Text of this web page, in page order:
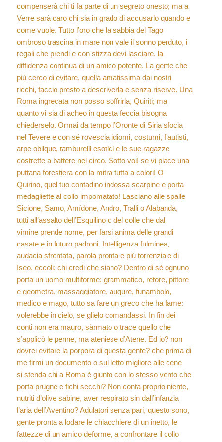
compenserà chi ti fa parte di un segreto onesto; ma a
Verre sarà caro chi sia in grado di accusarlo quando e
come vuole. Tutto l’oro che la sabbia del Tago
ombroso trascina in mare non vale il sonno perduto, i
regali che prendi e con stizza devi lasciare, la
diffidenza continua di un amico potente. La gente che
piú cerco di evitare, quella amatissima dai nostri
ricchi, faccio presto a descriverla e senza riserve. Una
Roma ingrecata non posso soffrirla, Quiriti; ma
quanto vi sia di acheo in questa feccia bisogna
chiederselo. Ormai da tempo l’Oronte di Siria sfocia
nel Tevere e con sé rovescia idiomi, costumi, flautisti,
arpe oblique, tamburelli esotici e le sue ragazze
costrette a battere nel circo. Sotto voi! se vi piace una
puttana forestiera con la mitra tutta a colori! O
Quirino, quel tuo contadino indossa scarpine e porta
medagliette al collo impomatato! Lasciano alle spalle
Sicione, Samo, Amídone, Andro, Tralli o Alabanda,
tutti all’assalto dell’Esquilino o del colle che dal
vimine prende nome, per farsi anima delle grandi
casate e in futuro padroni. Intelligenza fulminea,
audacia sfrontata, parola pronta e piú torrenziale di
Iseo, eccoli: chi credi che siano? Dentro di sé ognuno
porta un uomo multiforme: grammatico, retore, pittore
e geometra, massaggiatore, augure, funambolo,
medico e mago, tutto sa fare un greco che ha fame:
volerebbe in cielo, se glielo comandassi. In fin dei
conti non era mauro, sàrmato o trace quello che
s’applicò le penne, ma ateniese d’Atene. Ed io? non
dovrei evitare la porpora di questa gente? che prima di
me firmi un documento o sul letto migliore alle cene
si stenda chi a Roma è giunto con lo stesso vento che
porta prugne e fichi secchi? Non conta proprio niente,
nutriti d’olive sabine, aver respirato sin dall’infanzia
l’aria dell’Aventino? Adulatori senza pari, questo sono,
gente pronta a lodare le chiacchiere di un inetto, le
fattezze di un amico deforme, a confrontare il collo